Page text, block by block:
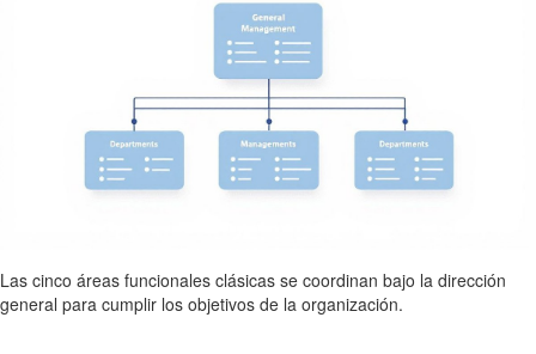
Las cinco áreas funcionales clásicas se coordinan bajo la dirección
general para cumplir los objetivos de la organización.